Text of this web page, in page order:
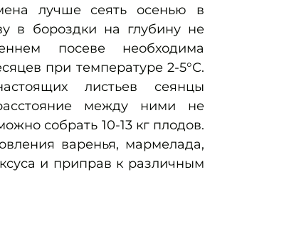
лучше сеять осенью в
в бороздки на глубину не
посеве необходима
при температуре 2-5°С.
листьев сеянцы
между ними не
собрать 10-13 кг плодов.
варенья, мармелада,
и приправ к различным